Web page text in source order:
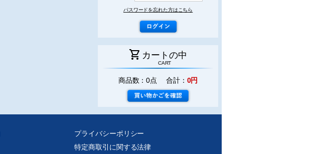
パスワードを忘れた方はこちら
shopping_cart カートの中
CART
商品数：0点 合計： 0円
プライバシーポリシー
特定商取引に関する法律